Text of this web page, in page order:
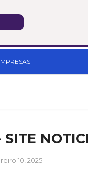
10, 2025